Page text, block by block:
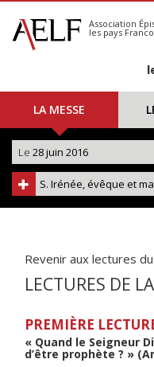
S'abonner
Calendrier
Association
les pays
LA MESSE
Le 28 juin 2016
S. Irénée, évêque et
Revenir aux lectures du
LECTURES DE
PREMIÈRE
« Quand le Seigneur
d’être prophète ? »